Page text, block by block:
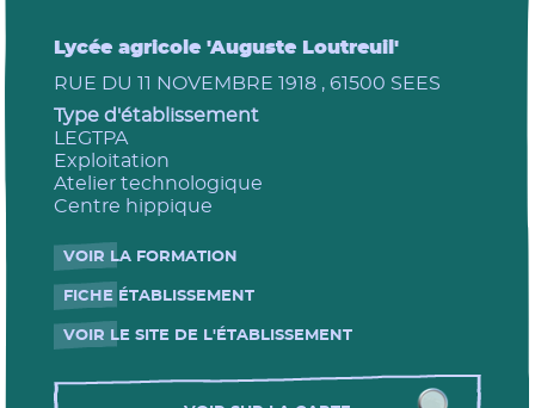
Lycée agricole 'Auguste Loutreuil'
RUE DU 11 NOVEMBRE 1918 , 61500 SEES
Type d'établissement
LEGTPA
Exploitation
Atelier technologique
Centre hippique
VOIR LA FORMATION
- Nouvelle fenêtre
FICHE ÉTABLISSEMENT
- Nouvelle fenêtre
VOIR LE SITE DE L'ÉTABLISSEMENT
- Nouvelle fenêtre